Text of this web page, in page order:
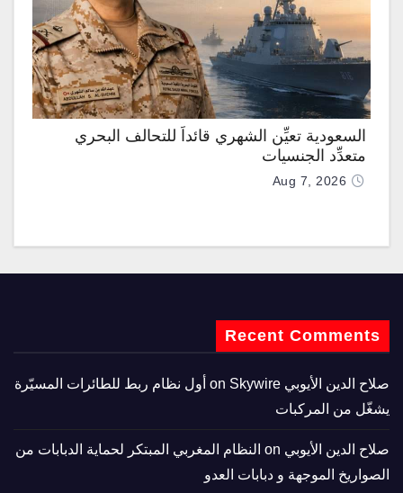
السعودية تعيِّن الشهري قائداً للتحالف البحري
متعدِّد الجنسيات
Aug 7, 2026
Recent Comments
صلاح الدين الأيوبي
Skywire أول نظام ربط للطائرات المسيّرة
يشغّل من المركبات
صلاح الدين الأيوبي
النظام المغربي المبتكر لحماية الدبابات من
الصواريخ الموجهة و دبابات العدو